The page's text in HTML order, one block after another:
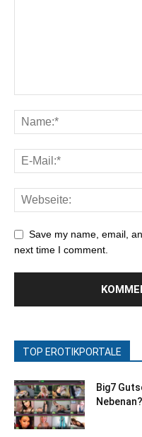
Save my name, email,
next time I comment.
TOP EROTIKPORTALE
Big7
Nebenan?